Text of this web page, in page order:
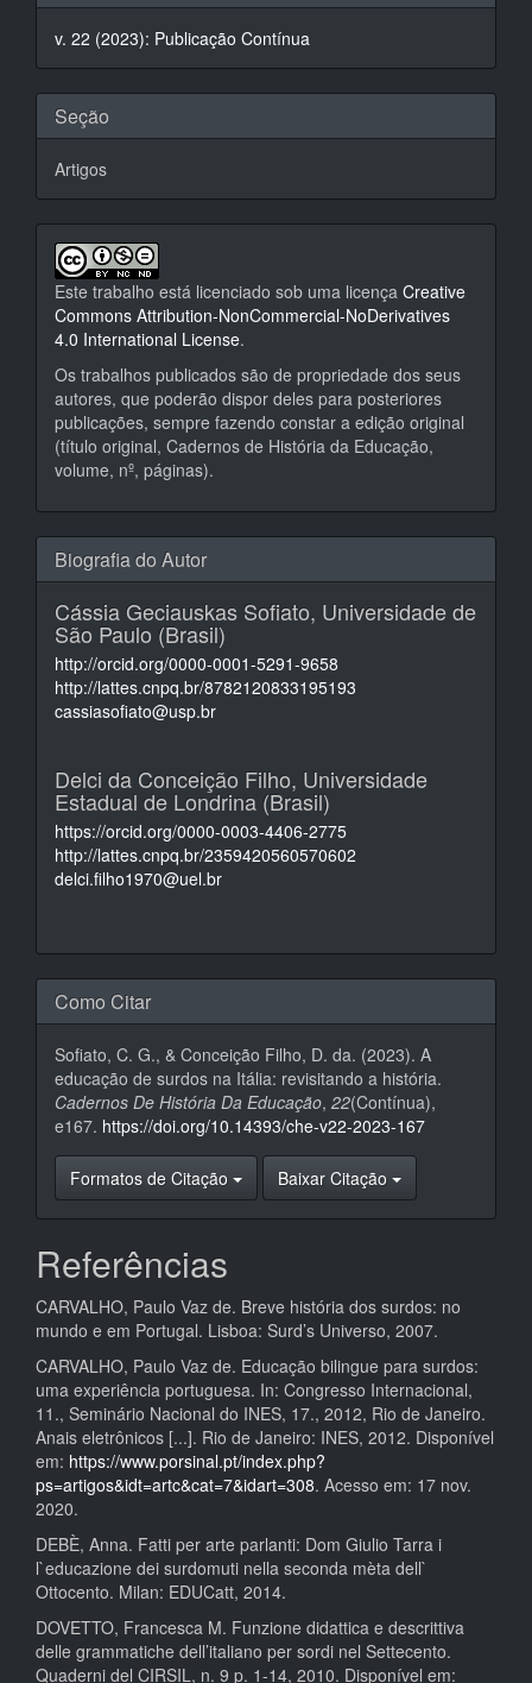
do
artigo
v. 22 (2023): Publicação Contínua
Seção
Artigos
Este trabalho está licenciado sob uma licença Creative
Commons Attribution-NonCommercial-NoDerivatives
4.0 International License.
Os trabalhos publicados são de propriedade dos seus
autores, que poderão dispor deles para posteriores
publicações, sempre fazendo constar a edição original
(título original, Cadernos de História da Educação,
volume, nº, páginas).
Biografia do Autor
Cássia Geciauskas Sofiato, Universidade de
São Paulo (Brasil)
http://orcid.org/0000-0001-5291-9658
http://lattes.cnpq.br/8782120833195193
cassiasofiato@usp.br
Delci da Conceição Filho, Universidade
Estadual de Londrina (Brasil)
https://orcid.org/0000-0003-4406-2775
http://lattes.cnpq.br/2359420560570602
delci.filho1970@uel.br
Como Citar
Sofiato, C. G., & Conceição Filho, D. da. (2023). A
educação de surdos na Itália: revisitando a história.
Cadernos De História Da Educação, 22(Contínua),
e167. https://doi.org/10.14393/che-v22-2023-167
Formatos de Citação Baixar Citação
Referências
CARVALHO, Paulo Vaz de. Breve história dos surdos: no
mundo e em Portugal. Lisboa: Surd’s Universo, 2007.
CARVALHO, Paulo Vaz de. Educação bilingue para surdos:
uma experiência portuguesa. In: Congresso Internacional,
11., Seminário Nacional do INES, 17., 2012, Rio de Janeiro.
Anais eletrônicos [...]. Rio de Janeiro: INES, 2012. Disponível
em: https://www.porsinal.pt/index.php?
ps=artigos&idt=artc&cat=7&idart=308. Acesso em: 17 nov.
2020.
DEBÈ, Anna. Fatti per arte parlanti: Dom Giulio Tarra i
l`educazione dei surdomuti nella seconda mèta dell`
Ottocento. Milan: EDUCatt, 2014.
DOVETTO, Francesca M. Funzione didattica e descrittiva
delle grammatiche dell’italiano per sordi nel Settecento.
Quaderni del CIRSIL, n. 9 p. 1-14, 2010. Disponível em: